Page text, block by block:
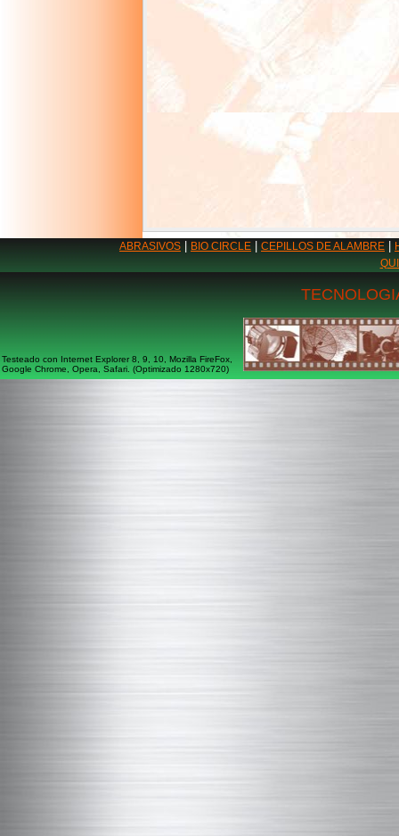
ABRASIVOS BIO CIRCLE CEPILLOS DE ALAMBRE
Testeado con Internet Explorer 8, 9, 10, Mozilla FireFox,
Google Chrome, Opera, Safari. (Optimizado 1280x720)